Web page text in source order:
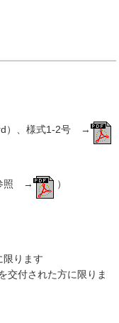
）、様式1-2号 →
参照 → ）
ります
付された方に限りま